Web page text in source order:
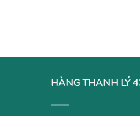
HÀNG THANH LÝ